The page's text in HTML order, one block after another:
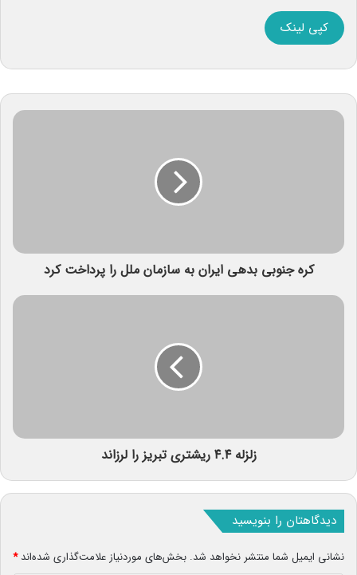
کپی لینک
کره جنوبی بدهی ایران به سازمان ملل را پرداخت کرد
زلزله ۴.۴ ریشتری تبریز را لرزاند
دیدگاهتان را بنویسید
نشانی ایمیل شما منتشر نخواهد شد. بخش‌های موردنیاز علامت‌گذاری شده‌اند*